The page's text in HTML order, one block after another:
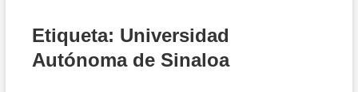
Etiqueta: Universidad
Autónoma de Sinaloa